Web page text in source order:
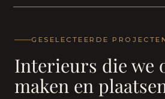
Landhuis -
GESELECTEERDE
Interieurs die we
maken en